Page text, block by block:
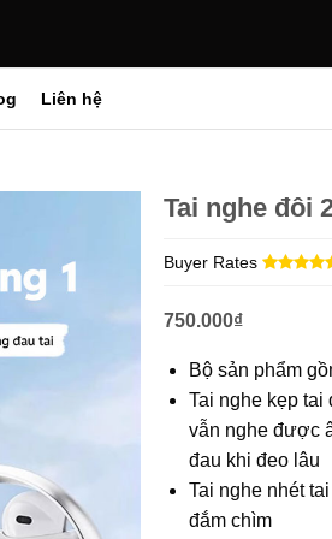
Liên hệ
Tai nghe đôi
Buyer Rates
750.000₫
Bộ sản phẩm
Tai nghe kẹp tai
vẫn nghe được
đau khi đeo lâu
Tai nghe nhét
đắm chìm